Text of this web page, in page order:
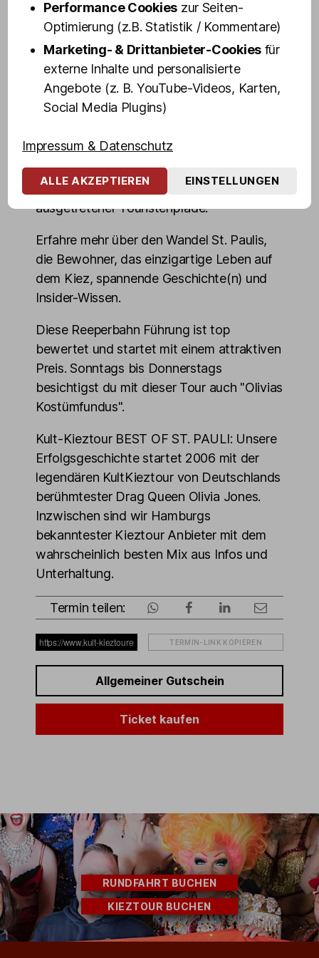
St. Pauli" - Altes und Neues, Geheimtipps
und Dinge, die du über den weltbekanntem
Stadtteil wissen musst.
Blicke hinter die Kulissen von Hamburgs
"sündigster Meile" und erlebe die
ungeschminkt. Entdecke die dunkelsten
Ecken, mörderischsten Kneipen,
denkwürdigsten Orte, auch abseits
ausgetretener Touristenpfade.
Erfahre mehr über den Wandel St. Paulis,
die Bewohner, das einzigartige Leben auf
dem Kiez, spannende Geschichte(n) und
Insider-Wissen.
Diese Reeperbahn Führung ist top
bewertet und startet mit einem attraktiven
Preis. Sonntags bis Donnerstags
besichtigst du mit dieser Tour auch "Olivias
Kostümfundus".
Kult-Kieztour BEST OF ST. PAULI: Unsere
Erfolgsgeschichte startet 2006 mit der
legendären KultKieztour von Deutschlands
berühmtester Drag Queen Olivia Jones.
Inzwischen sind wir Hamburgs
bekanntester Kieztour Anbieter mit dem
wahrscheinlich besten Mix aus Infos und
Unterhaltung.
Termin teilen:
TERMIN-LINK KOPIEREN
Allgemeiner Gutschein
Ticket kaufen
RUNDFAHRT BUCHEN
KIEZTOUR BUCHEN
Performance Cookies zur Seiten-
Optimierung (z.B. Statistik / Kommentare)
Marketing- & Drittanbieter-Cookies für
externe Inhalte und personalisierte
Angebote (z. B. YouTube-Videos, Karten,
Social Media Plugins)
Impressum & Datenschutz
ALLE AKZEPTIEREN EINSTELLUNGEN